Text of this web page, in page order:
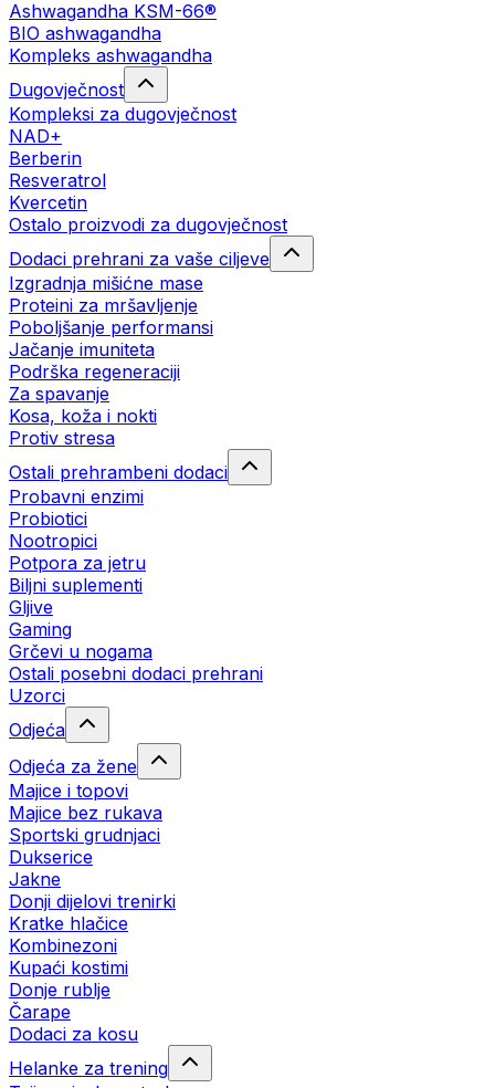
Ashwagandha KSM-66®
BIO ashwagandha
Kompleks ashwagandha
Dugovječnost
Kompleksi za dugovječnost
NAD+
Berberin
Resveratrol
Kvercetin
Ostalo proizvodi za dugovječnost
Dodaci prehrani za vaše ciljeve
Izgradnja mišićne mase
Proteini za mršavljenje
Poboljšanje performansi
Jačanje imuniteta
Podrška regeneraciji
Za spavanje
Kosa, koža i nokti
Protiv stresa
Ostali prehrambeni dodaci
Probavni enzimi
Probiotici
Nootropici
Potpora za jetru
Biljni suplementi
Gljive
Gaming
Grčevi u nogama
Ostali posebni dodaci prehrani
Uzorci
Odjeća
Odjeća za žene
Majice i topovi
Majice bez rukava
Sportski grudnjaci
Dukserice
Jakne
Donji dijelovi trenirki
Kratke hlačice
Kombinezoni
Kupaći kostimi
Donje rublje
Čarape
Dodaci za kosu
Helanke za trening